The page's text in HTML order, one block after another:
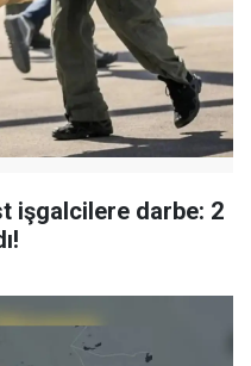
işgalcilere darbe: 2